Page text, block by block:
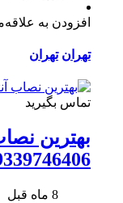
افزودن به
تهران تهران
تماس بگیرید
بهترین
8 ماه قبل